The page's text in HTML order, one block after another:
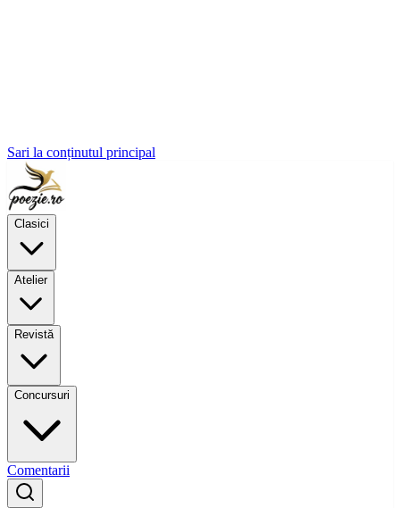
Sari la conținutul principal
Clasici
Atelier
Revistă
Concursuri
Comentarii